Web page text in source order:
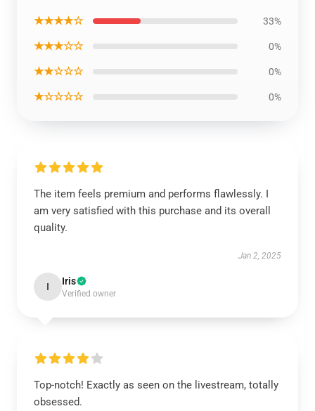
★★★★☆ 33%
★★★☆☆ 0%
★★☆☆☆ 0%
★☆☆☆☆ 0%
The item feels premium and performs flawlessly. I
am very satisfied with this purchase and its overall
quality.
Jan 2, 2025
I Iris
Verified owner
Top-notch! Exactly as seen on the livestream, totally
obsessed.